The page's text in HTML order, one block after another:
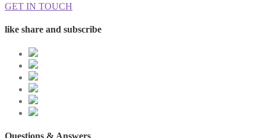
GET IN TOUCH
like share and subscribe